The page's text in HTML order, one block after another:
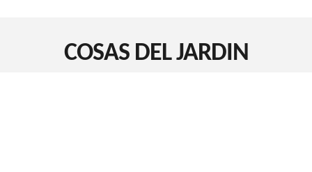
COSAS DEL JARDIN